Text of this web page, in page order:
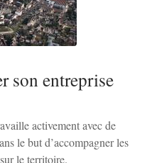
son entreprise
activement avec de
le but d’accompagner les
le territoire.